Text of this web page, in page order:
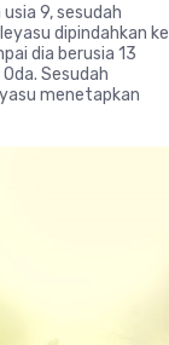
9, sesudah
dipindahkan ke
dia berusia 13
Sesudah
menetapkan